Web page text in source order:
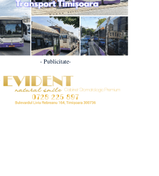
- Publicitate-